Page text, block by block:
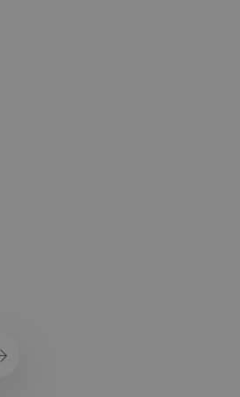
Volgende